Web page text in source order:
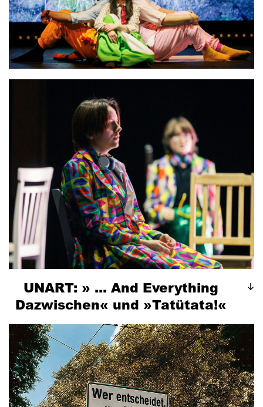
UNART: » ... And Everything
Dazwischen« und »Tatütata!«